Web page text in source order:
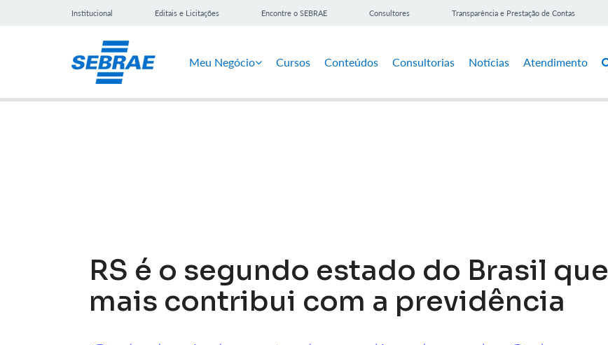
Institucional Editais e Licitações Encontre o SEBRAE Consultores Transparência e Prestação de Contas
Meu Negócio Cursos Conteúdos Consultorias Notícias Atendimento
RS é o segundo estado do Brasil que
mais contribui com a previdência